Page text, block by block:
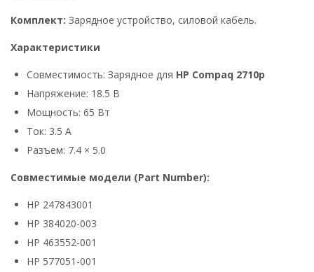
Комплект: Зарядное устройство, силовой кабель.
Характеристики
Совместимость: Зарядное для HP Compaq 2710p
Напряжение: 18.5 В
Мощность: 65 Вт
Ток: 3.5 А
Разъем: 7.4 × 5.0
Совместимые модели (Part Number):
HP 247843001
HP 384020-003
HP 463552-001
HP 577051-001